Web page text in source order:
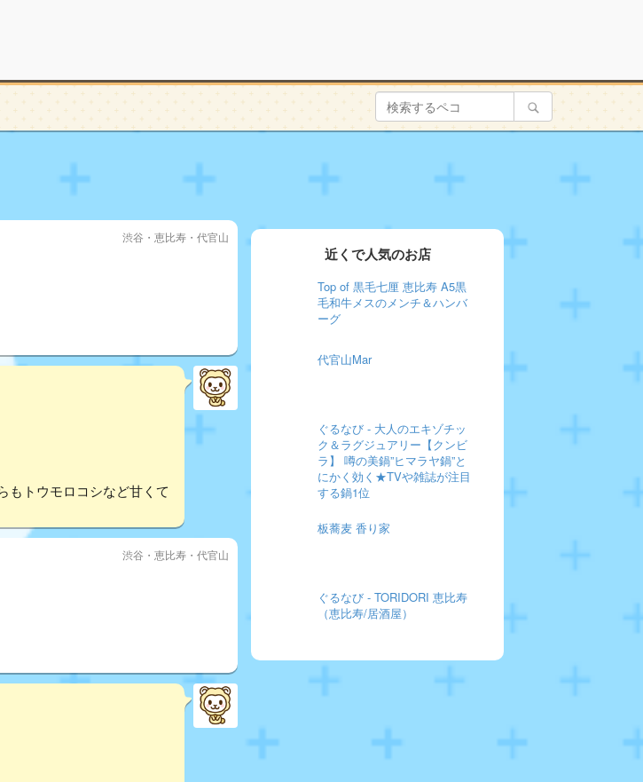
渋谷・恵比寿・代官山
もトウモロコシなど甘くて
渋谷・恵比寿・代官山
近くで人気のお店
Top of 黒毛七厘 恵比寿 A5黒
毛和牛メスのメンチ＆ハンバ
ーグ
代官山Mar
ぐるなび - 大人のエキゾチッ
ク＆ラグジュアリー【クンビ
ラ】 噂の美鍋”ヒマラヤ鍋”と
にかく効く★TVや雑誌が注目
する鍋1位
板蕎麦 香り家
ぐるなび - TORIDORI 恵比寿
（恵比寿/居酒屋）